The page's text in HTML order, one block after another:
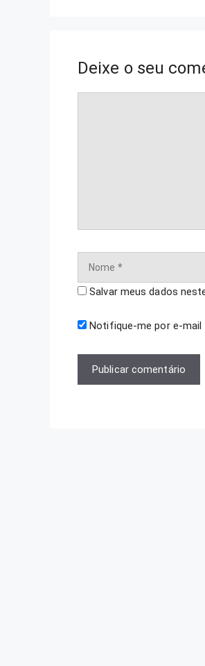
Deixe o seu
Nome
Salvar meus dados
Notifique-me por e-mail